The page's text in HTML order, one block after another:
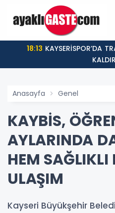
18:13
Anasayfa Genel
KAYBİS,
AYLARINDA
HEM SAĞLIKLI
ULAŞIM
Kayseri Büyükşehir